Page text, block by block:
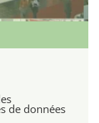
de données